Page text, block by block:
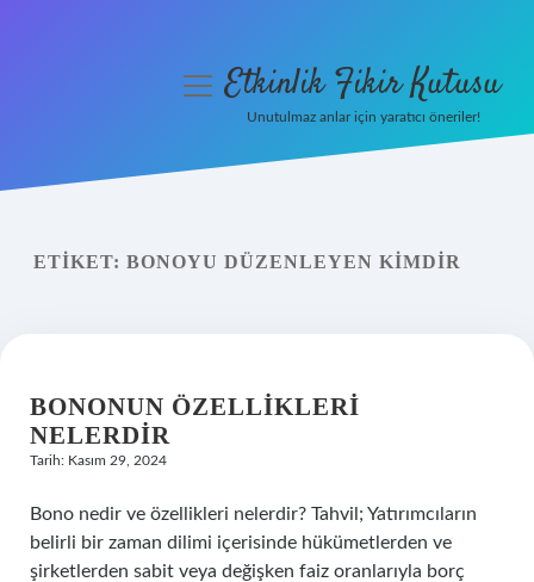
Yasal Uyarı
menüyüEtkinlik Fikir Kutusu
Unutulmaz anlar için yaratıcı öneriler!
ETIKET: BONOYU DÜZENLEYEN KIMDIR
BONONUN ÖZELLIKLERI
NELERDIR
Tarih: Kasım 29, 2024
Bono nedir ve özellikleri nelerdir? Tahvil; Yatırımcıların
belirli bir zaman dilimi içerisinde hükümetlerden ve
şirketlerden sabit veya değişken faiz oranlarıyla borç